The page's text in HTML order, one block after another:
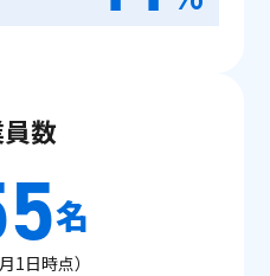
数
名
1日時点）